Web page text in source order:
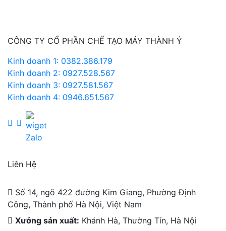
CÔNG TY CỔ PHẦN CHẾ TẠO MÁY THÀNH Ý
Kinh doanh 1: 0382.386.179
Kinh doanh 2: 0927.528.567
Kinh doanh 3: 0927.581.567
Kinh doanh 4: 0946.651.567
Liên Hệ
Số 14, ngõ 422 đường Kim Giang, Phường Định
Công, Thành phố Hà Nội, Việt Nam
Xưởng sản xuất: Khánh Hà, Thường Tín, Hà Nội